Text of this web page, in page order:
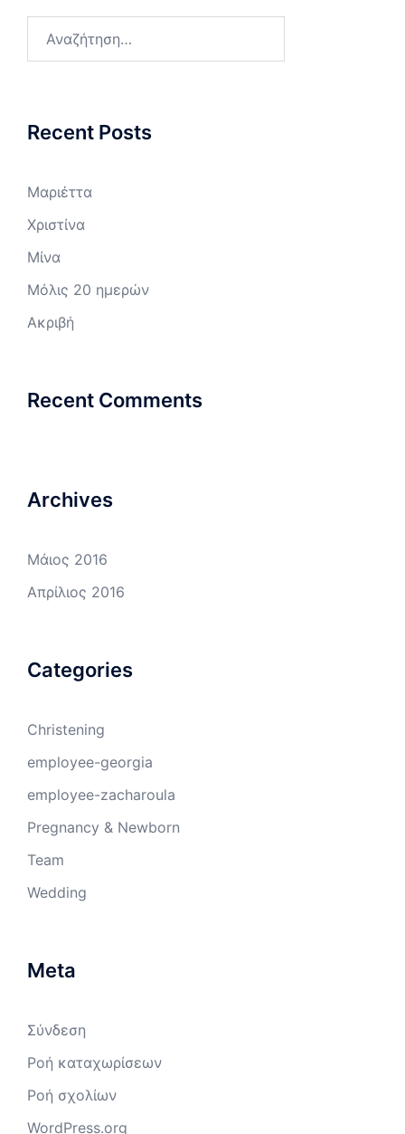
Recent Posts
Μαριέττα
Χριστίνα
Μίνα
Μόλις 20 ημερών
Ακριβή
Recent Comments
Archives
Μάιος 2016
Απρίλιος 2016
Categories
Christening
employee-georgia
employee-zacharoula
Pregnancy & Newborn
Team
Wedding
Meta
Σύνδεση
Ροή καταχωρίσεων
Ροή σχολίων
WordPress.org